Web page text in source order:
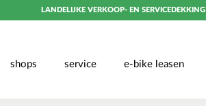
LANDELIJKE VERKOOP- EN SERVICEDEKKING
shops service e-bike leasen